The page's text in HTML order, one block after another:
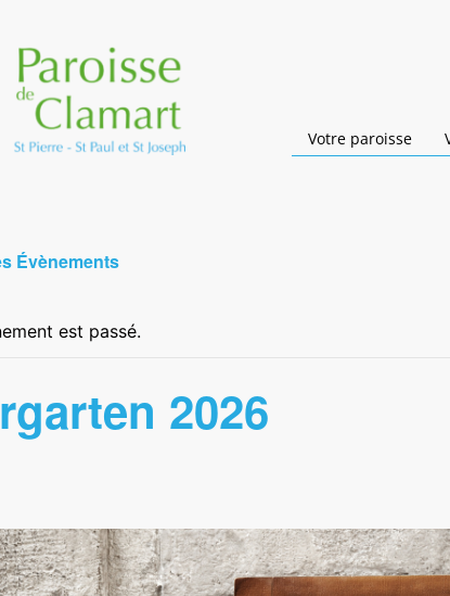
Votre paroisse
Évènements
est passé.
2026